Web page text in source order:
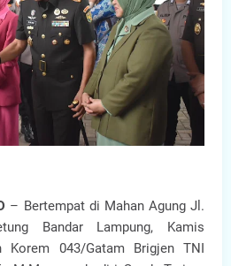
– Bertempat di Mahan Agung Jl.
Bandar Lampung, Kamis
Korem 043/Gatam Brigjen TNI